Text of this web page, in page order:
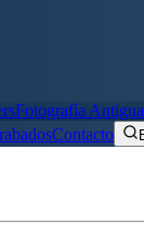
Fotografía Antigua
Contacto